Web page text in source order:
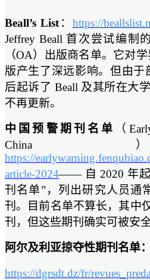
Beall’s List： https://
Jeffrey Beall 首次尝试编制
（OA）出版商名单。它对
版产生了深远影响。但由于
后起诉了 Beall 及其所在大
不再更新。
中国预警期刊名单
（
https://
article-2024—— 自 2020 年起
刊名单”，列出研究人员通
刊。目前名单不算长，其中
刊，但这些期刊确实可被安
阿尔及利亚掠夺性期刊名单：
https://dgrsdt.dz/fr/